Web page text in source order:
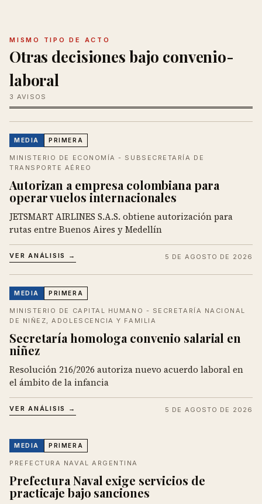
MISMO TIPO DE ACTO
Otras decisiones bajo convenio-
laboral
3 AVISOS
MEDIA PRIMERA
MINISTERIO DE ECONOMÍA - SUBSECRETARÍA DE
TRANSPORTE AÉREO
Autorizan a empresa colombiana para
operar vuelos internacionales
JETSMART AIRLINES S.A.S. obtiene autorización para
rutas entre Buenos Aires y Medellín
VER ANÁLISIS → 5 DE AGOSTO DE 2026
MEDIA PRIMERA
MINISTERIO DE CAPITAL HUMANO - SECRETARÍA NACIONAL
DE NIÑEZ, ADOLESCENCIA Y FAMILIA
Secretaría homologa convenio salarial en
niñez
Resolución 216/2026 autoriza nuevo acuerdo laboral en
el ámbito de la infancia
VER ANÁLISIS → 5 DE AGOSTO DE 2026
MEDIA PRIMERA
PREFECTURA NAVAL ARGENTINA
Prefectura Naval exige servicios de
practicaje bajo sanciones